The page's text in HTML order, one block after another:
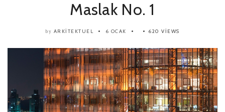
Maslak No. 1
by ARKITEKTUEL 6 OCAK 620 VIEWS